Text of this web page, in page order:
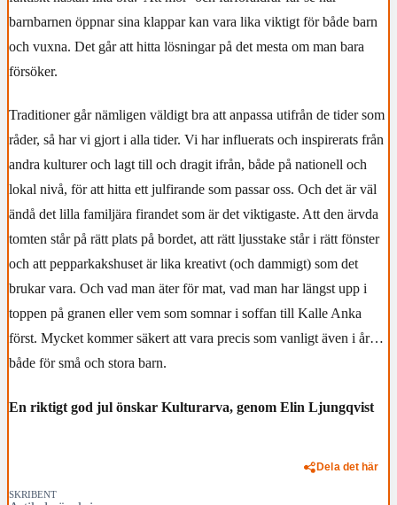
barnbarnen öppnar sina klappar kan vara lika viktigt för både barn
och vuxna. Det går att hitta lösningar på det mesta om man bara
försöker.
Traditioner går nämligen väldigt bra att anpassa utifrån de tider som
råder, så har vi gjort i alla tider. Vi har influerats och inspirerats från
andra kulturer och lagt till och dragit ifrån, både på nationell och
lokal nivå, för att hitta ett julfirande som passar oss. Och det är väl
ändå det lilla familjära firandet som är det viktigaste. Att den ärvda
tomten står på rätt plats på bordet, att rätt ljusstake står i rätt fönster
och att pepparkakshuset är lika kreativt (och dammigt) som det
brukar vara. Och vad man äter för mat, vad man har längst upp i
toppen på granen eller vem som somnar i soffan till Kalle Anka
först. Mycket kommer säkert att vara precis som vanligt även i år…
både för små och stora barn.
En riktigt god jul önskar Kulturarva, genom Elin Ljungqvist
Dela det här
SKRIBENT